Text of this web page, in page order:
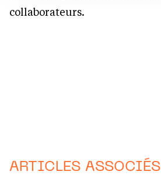
collaborateurs.
ARTICLES ASSOCIÉS